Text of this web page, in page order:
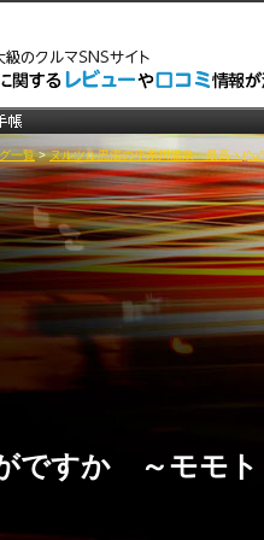
一覧>ヌルツル黒湯の小糸川温泉 最高ヽ
ですか ～モモ